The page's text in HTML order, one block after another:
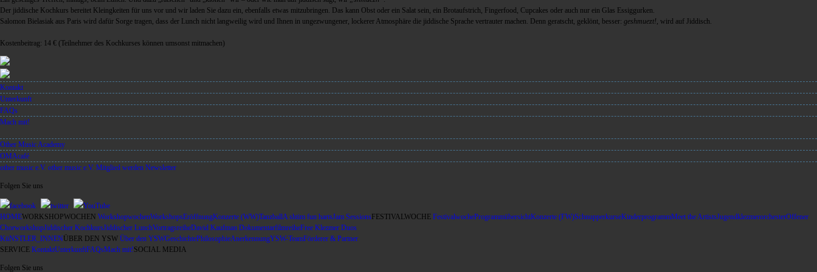
Der jiddische Kochkurs bereitet Kleingkeiten für uns vor und wir laden Sie dazu ein, ebenfalls etwas mitzubringen. Das kann Obst oder ein Salat sein, ein Brotaufstrich, Fingerfood, Cupcakes oder auch nur ein Glas Essiggurken.
Salomon Bielasiak aus Paris wird dafür Sorge tragen, dass der Lunch nicht langweilig wird und Ihnen in ungezwungener, lockerer Atmosphäre die jiddische Sprache vertrauter machen. Denn geratscht, geklönt, besser: geshmuezt!, wird auf Jiddisch.
Kostenbeitrag: 14 € (Teilnehmer des Kochkurses können umsonst mitmachen)
Kontakt
Unterkunft
FAQs
Mach mit!
Other Music Academy
OMAcafé
other music e.V. other music e.V. Mitglied werden Newsletter
Folgen Sie uns
facebook twitter
YouTube
HOMEWORKSHOPWOCHEN WorkshopwochenWorkshopsEröffnungKonzerte (WW)TanzballA shtim fun hartsJam Sessions FESTIVALWOCHE FestivalwocheProgrammübersichtKonzerte (FW)SchnupperkurseKinderprogrammMeet the ArtistsJugendklezmerorchesterOffener
ChorworkshopJiddischer KochkursJiddischer LunchVortragsreiheDavid Kaufman DokumentarfilmreiheFree Klezmer Duos
KüNSTLER_INNENÜBER DEN YSW Über den YSWGeschichtePhilosophieAnerkennungYSW-TeamFörderer & Partner
SERVICE KontaktUnterkunftFAQsMach mit!SOCIAL MEDIA
Folgen Sie uns